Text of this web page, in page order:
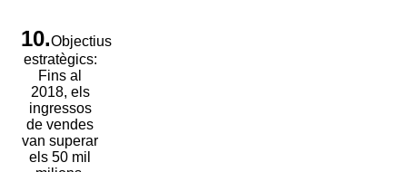
10.Objectius
estratègics:
Fins al
2018, els
ingressos
de vendes
van superar
els 50 mil